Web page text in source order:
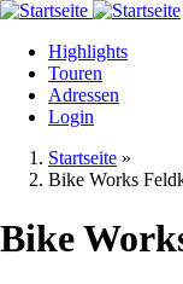
Direkt
Inhalt
Highlights
Touren
Adressen
Login
Startseite »
Bike Works
Bike